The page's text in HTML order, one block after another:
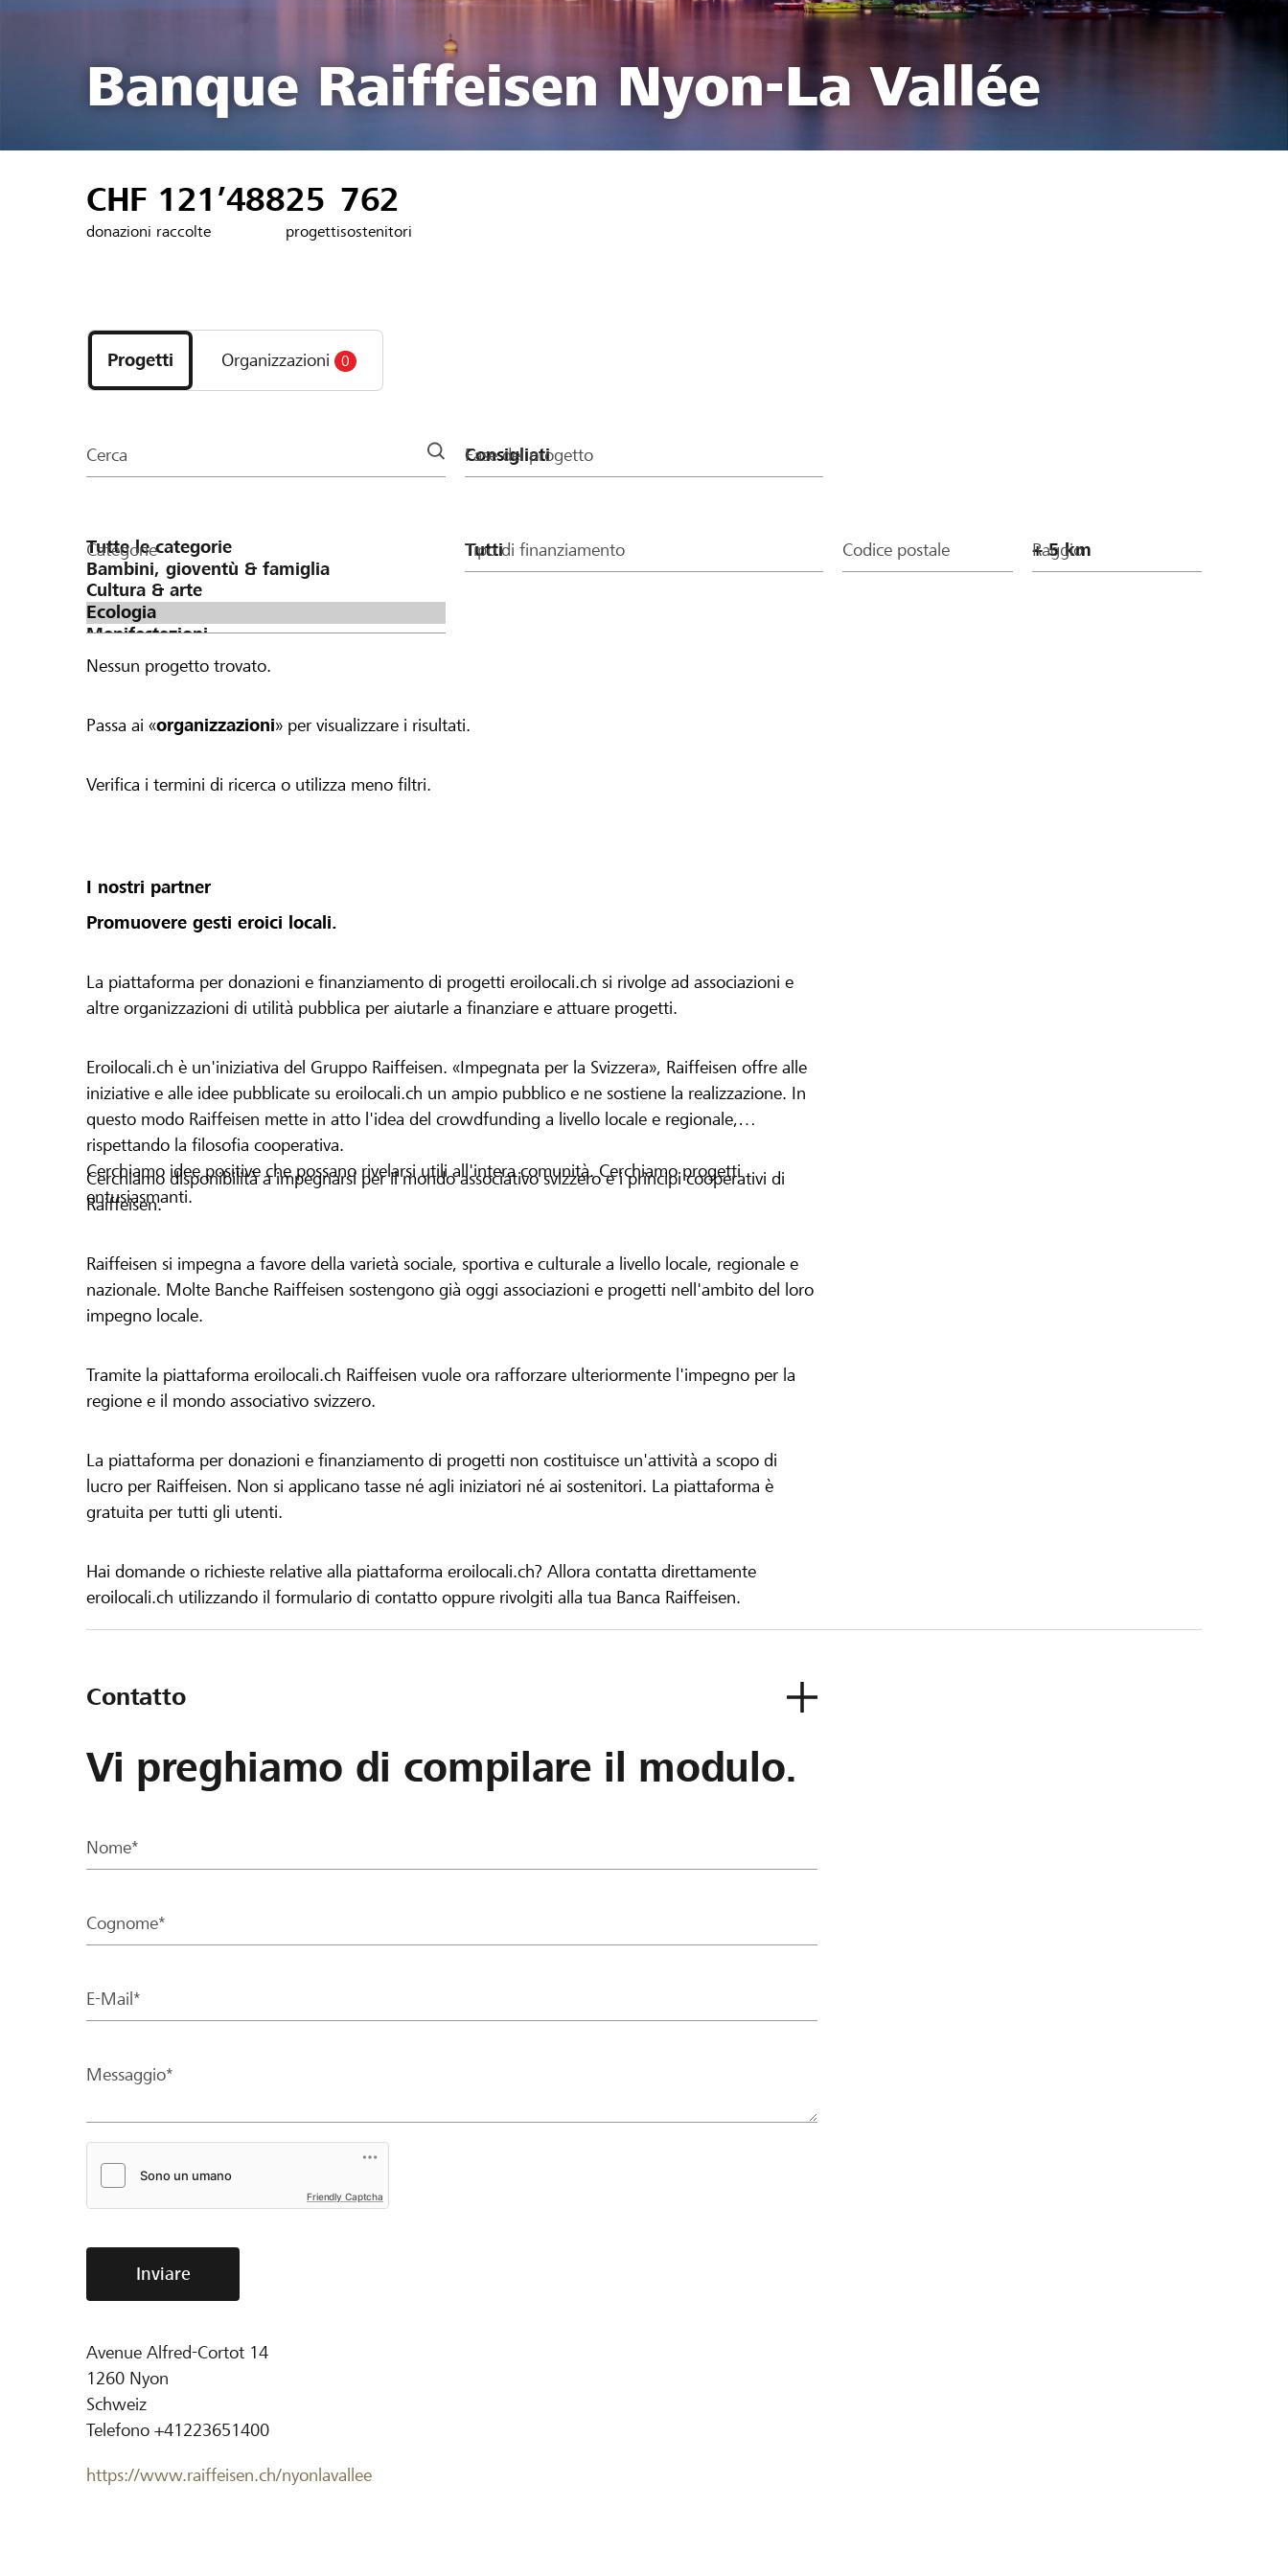
Banque Raiffeisen Nyon-La Vallée
CHF 121’488
donazioni raccolte
25
progetti
762
sostenitori
i
progetti
e
della
Progetti Organizzazioni 0
Cerca Fase del progetto
Categorie Tipo di finanziamento Codice postale Raggio
Nessun progetto trovato.
Passa ai «organizzazioni» per visualizzare i risultati.
Verifica i termini di ricerca o utilizza meno filtri.
I nostri partner
Promuovere gesti eroici locali.
La piattaforma per donazioni e finanziamento di progetti eroilocali.ch si rivolge ad associazioni e
altre organizzazioni di utilità pubblica per aiutarle a finanziare e attuare progetti.
Eroilocali.ch è un'iniziativa del Gruppo Raiffeisen. «Impegnata per la Svizzera», Raiffeisen offre alle
iniziative e alle idee pubblicate su eroilocali.ch un ampio pubblico e ne sostiene la realizzazione. In
questo modo Raiffeisen mette in atto l'idea del crowdfunding a livello locale e regionale,
rispettando la filosofia cooperativa.
Cerchiamo idee positive che possano rivelarsi utili all'intera comunità. Cerchiamo progetti
entusiasmanti.
Cerchiamo disponibilità a impegnarsi per il mondo associativo svizzero e i principi cooperativi di
Raiffeisen.
Raiffeisen si impegna a favore della varietà sociale, sportiva e culturale a livello locale, regionale e
nazionale. Molte Banche Raiffeisen sostengono già oggi associazioni e progetti nell'ambito del loro
impegno locale.
Tramite la piattaforma eroilocali.ch Raiffeisen vuole ora rafforzare ulteriormente l'impegno per la
regione e il mondo associativo svizzero.
La piattaforma per donazioni e finanziamento di progetti non costituisce un'attività a scopo di
lucro per Raiffeisen. Non si applicano tasse né agli iniziatori né ai sostenitori. La piattaforma è
gratuita per tutti gli utenti.
Hai domande o richieste relative alla piattaforma eroilocali.ch? Allora contatta direttamente
eroilocali.ch utilizzando il formulario di contatto oppure rivolgiti alla tua Banca Raiffeisen.
Contatto
Vi preghiamo di compilare il modulo.
Nome*
Cognome*
E-Mail*
Messaggio*
Friendly Captcha
Inviare
Avenue Alfred-Cortot 14
1260 Nyon
Schweiz
Telefono +41223651400
https://www.raiffeisen.ch/nyonlavallee